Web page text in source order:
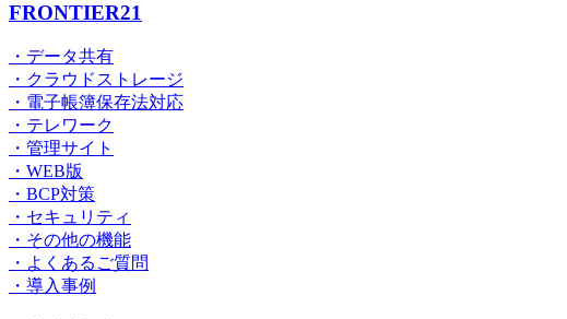
FRONTIER21
・データ共有
・クラウドストレージ
・電子帳簿保存法対応
・テレワーク
・管理サイト
・WEB版
・BCP対策
・セキュリティ
・その他の機能
・よくあるご質問
・導入事例